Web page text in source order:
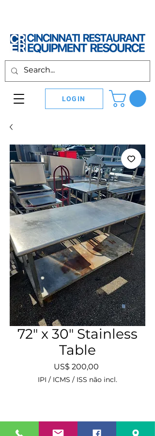
LOGIN
72" x 30" Stainless
Table
US$ 200,00
IPI / ICMS / ISS não incl.